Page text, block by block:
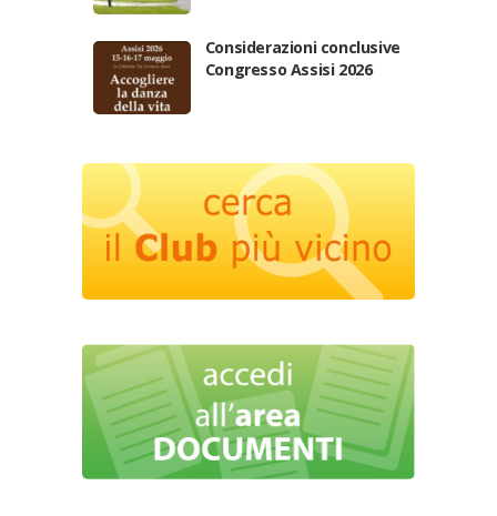
Considerazioni conclusive
Congresso Assisi 2026